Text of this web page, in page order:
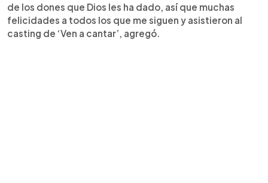
de los dones que Dios les ha dado, así que muchas
felicidades a todos los que me siguen y asistieron al
casting de ‘Ven a cantar’, agregó.